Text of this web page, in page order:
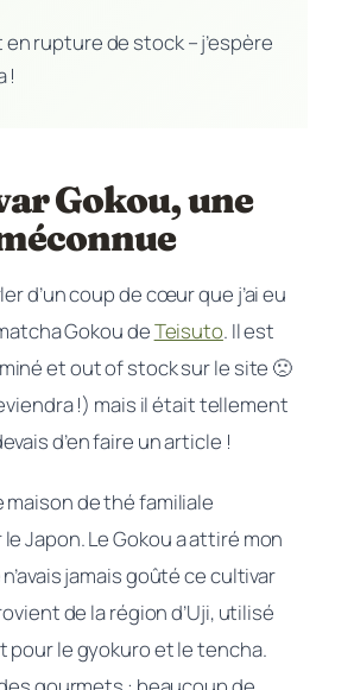
rupture de stock – j’espère
!
Gokou, une
d’un coup de cœur que j’ai eu
Gokou deTeisuto. Il est
et out of stock sur le site 🙁
!) mais il était tellement
d’en faire un article !
de thé familiale
Japon. Le Gokou a attiré mon
jamais goûté ce cultivar
de la région d’Uji, utilisé
pour le gyokuro et le tencha.